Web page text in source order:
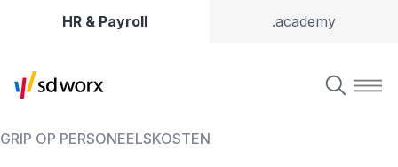
HR & Payroll .academy
GRIP OP PERSONEELSKOSTEN